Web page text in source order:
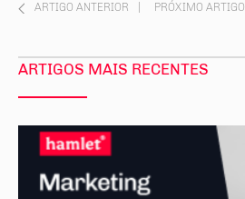
ARTIGO ANTERIOR PRÓXIMO ARTIGO
ARTIGOS MAIS RECENTES